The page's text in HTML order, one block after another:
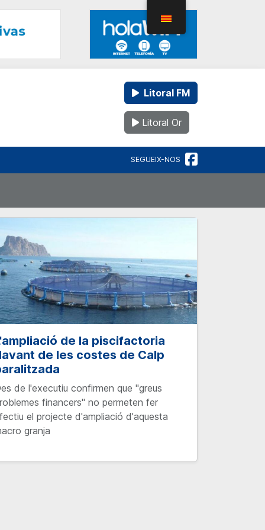
Litoral FM
Litoral Or
SEGUEIX-NOS
de la piscifactoria
de les costes de Calp
de l'executiu confirmen que "greus
financers" no permeten fer
el projecte d'ampliació d'aquesta
granja